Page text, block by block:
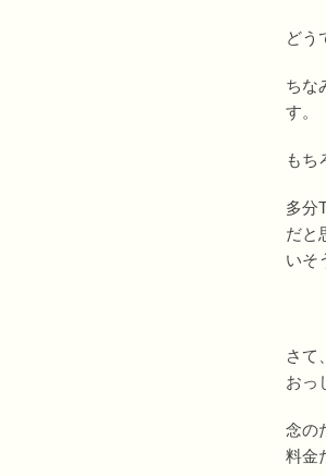
どう
ちな
す。
もち
多分
だと
いそ
さて
おっ
念の
料金